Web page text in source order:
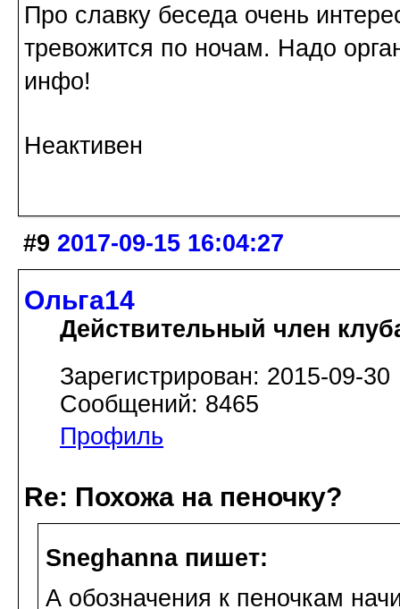
Про славку беседа очень
тревожится по ночам. Надо
инфо!
Неактивен
#9 2017-09-15 16:04:27
Ольга14
Действительный член
Зарегистрирован: 2015-09-30
Сообщений: 8465
Профиль
Re: Похожа на пеночку?
Sneghanna пишет:
А обозначения к пеночкам